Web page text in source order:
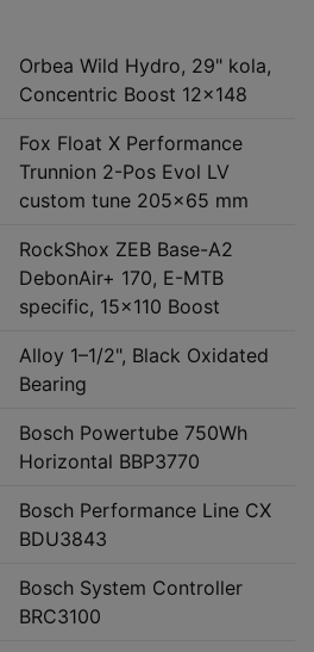
Orbea Wild Hydro, 29" kola,
Concentric Boost 12×148
Fox Float X Performance
Trunnion 2-Pos Evol LV
custom tune 205×65 mm
RockShox ZEB Base-A2
DebonAir+ 170, E-MTB
specific, 15×110 Boost
Alloy 1–1/2", Black Oxidated
Bearing
Bosch Powertube 750Wh
Horizontal BBP3770
Bosch Performance Line CX
BDU3843
Bosch System Controller
BRC3100